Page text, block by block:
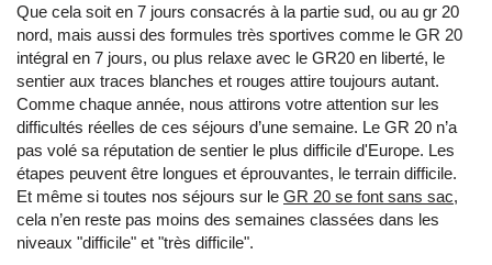
Que cela soit en 7 jours consacrés à la partie sud, ou au gr 20
nord, mais aussi des formules très sportives comme le GR 20
intégral en 7 jours, ou plus relaxe avec le GR20 en liberté, le
sentier aux traces blanches et rouges attire toujours autant.
Comme chaque année, nous attirons votre attention sur les
difficultés réelles de ces séjours d’une semaine. Le GR 20 n’a
pas volé sa réputation de sentier le plus difficile d'Europe. Les
étapes peuvent être longues et éprouvantes, le terrain difficile.
Et même si toutes nos séjours sur le GR 20 se font sans sac,
cela n’en reste pas moins des semaines classées dans les
niveaux "difficile" et "très difficile".